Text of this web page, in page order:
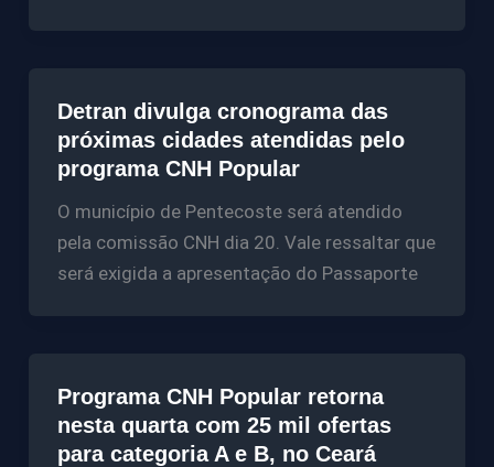
Detran divulga cronograma das
próximas cidades atendidas pelo
programa CNH Popular
O município de Pentecoste será atendido
pela comissão CNH dia 20. Vale ressaltar que
será exigida a apresentação do Passaporte
Programa CNH Popular retorna
nesta quarta com 25 mil ofertas
para categoria A e B, no Ceará